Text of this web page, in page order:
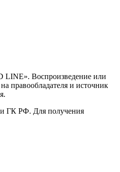
LINE». Воспроизведение или
правообладателя и источник
ГК РФ. Для получения